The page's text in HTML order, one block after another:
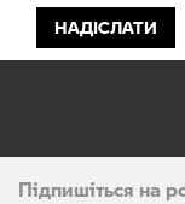
НАДІСЛАТИ
Підпишіться на